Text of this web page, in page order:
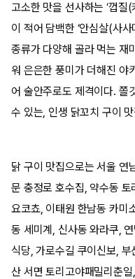
고소한 맛을 선사하는 ‘껍질
이 적어 담백한 ‘안심살(사
종류가 다양해 골라 먹는 재
워 은은한 풍미가 더해진 야
어 술안주로도 제격이다. 쫄
수 있는, 인생 닭꼬치 구이
닭 구이 맛집으로는 서울 연
문 충정로 호수집, 약수동
요코쵸, 이태원 한남동 카미
동 세미계, 신사동 와라쿠,
식당, 가로수길 쿠이신보,
산 서면 토리고야패밀리춘